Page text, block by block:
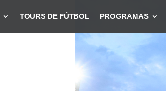
TOURS DE FÚTBOL PROGRAMAS